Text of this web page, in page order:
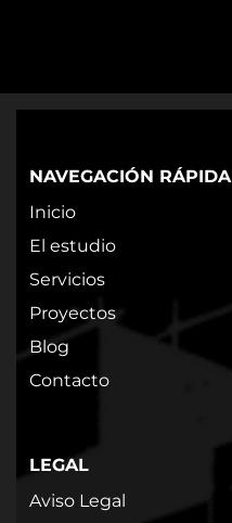
NAVEGACIÓN RÁPIDA
Inicio
El estudio
Servicios
Proyectos
Blog
Contacto
LEGAL
Aviso Legal